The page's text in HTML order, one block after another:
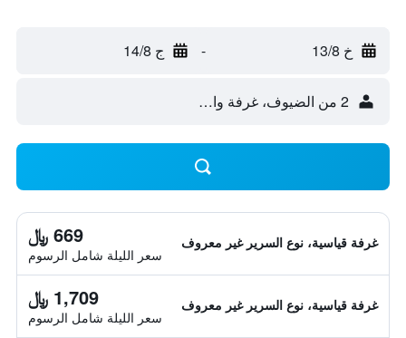
خ 13/8 - ج 14/8
2 من الضيوف، غرفة واحدة
غرفة قياسية، نوع السرير غير معروف 669 ﷼
سعر الليلة شامل الرسوم
غرفة قياسية، نوع السرير غير معروف 1,709 ﷼
سعر الليلة شامل الرسوم